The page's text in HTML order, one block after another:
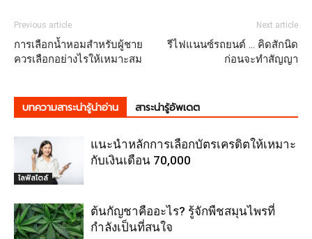
Previous article
การเลือกน้ำหอมสำหรับผู้ชาย
ควรเลือกอย่างไรให้เหมาะสม
Next article
รีไฟแนนซ์รถยนต์ … คิดสักนิด
ก่อนจะทำสัญญา
บทความสาระน่ารู้น่าอ่าน สาระน่ารู้อัพเดต
ไลฟ์สไตล์
แนะนำหลักการเลือกบัตรเครดิตให้เหมาะ
กับเงินเดือน 70,000
ต้นกัญชาคืออะไร? รู้จักพืชสมุนไพรที่
กำลังเป็นที่สนใจ